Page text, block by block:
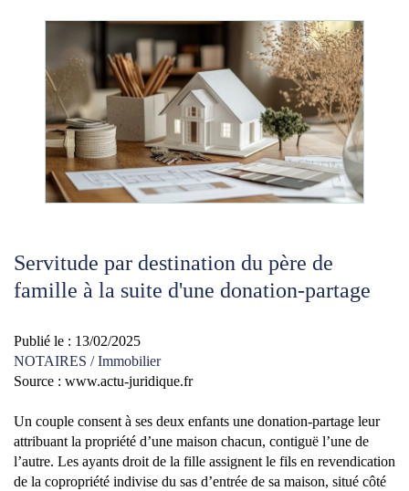
Servitude par destination du père de
famille à la suite d'une donation-partage
Publié le : 13/02/2025
NOTAIRES /Immobilier
Source : www.actu-juridique.fr
Un couple consent à ses deux enfants une donation-partage leur
attribuant la propriété d’une maison chacun, contiguë l’une de
l’autre. Les ayants droit de la fille assignent le fils en revendication
de la copropriété indivise du sas d’entrée de sa maison, situé côté